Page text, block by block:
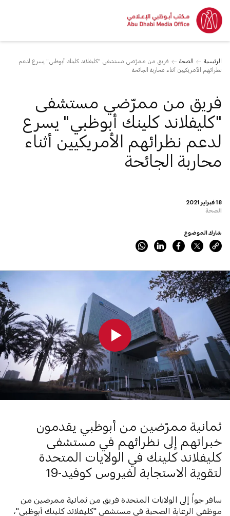
الرئيسية الصحة
فريق من ممرّضي مستشفى "كليفلاند كلينك أبوظبي" يسرع لدعم
نظرائهم الأمريكيين أثناء محاربة الجائحة
18 فبراير 2021
الصحة
0:00 0:00
فريق من ممرّضي مستشفى
"كليفلاند كلينك أبوظبي" يسرع
لدعم نظرائهم الأمريكيين أثناء
محاربة الجائحة
ثمانية ممرّضين من أبوظبي يقدمون
خبراتهم إلى نظرائهم في مستشفى
كليفلاند كلينك في الولايات المتحدة
لتقوية الاستجابة لفيروس كوفيد-19
شارك الموضوع
سافر جواً إلى الولايات المتحدة فريق من ثمانية ممرضين من
موظفي الرعاية الصحية في مستشفى "كليفلاند كلينك أبوظبي"،